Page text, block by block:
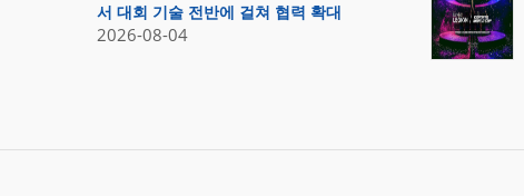
서 대회 기술 전반에 걸쳐 협력 확대
2026-08-04